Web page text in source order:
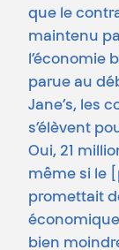
que le
maintenu
l’économie
parue au
Jane’s, les
s’élèvent
Oui, 21
même si le
promettait
bien